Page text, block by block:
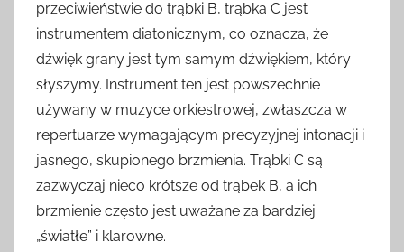
przeciwieństwie do trąbki B, trąbka C jest
instrumentem diatonicznym, co oznacza, że
dźwięk grany jest tym samym dźwiękiem, który
słyszymy. Instrument ten jest powszechnie
używany w muzyce orkiestrowej, zwłaszcza w
repertuarze wymagającym precyzyjnej intonacji i
jasnego, skupionego brzmienia. Trąbki C są
zazwyczaj nieco krótsze od trąbek B, a ich
brzmienie często jest uważane za bardziej
„światłe” i klarowne.